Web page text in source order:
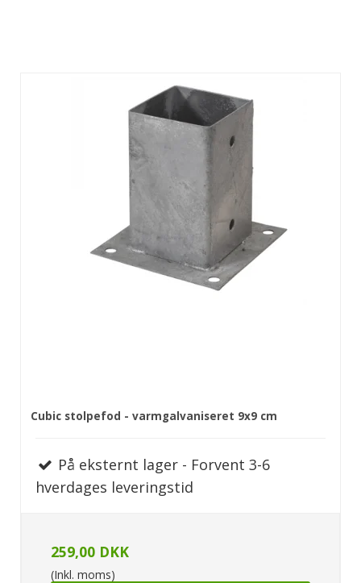
Cubic stolpefod - varmgalvaniseret 9x9 cm
På eksternt lager - Forvent 3-6
hverdages leveringstid
259,00 DKK
(Inkl. moms)